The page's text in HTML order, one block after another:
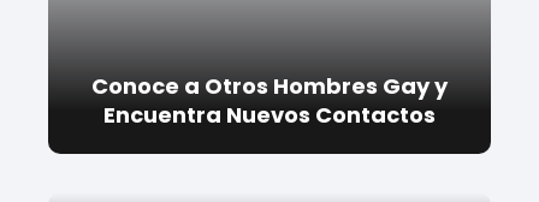
Conoce a Otros Hombres Gay y
Encuentra Nuevos Contactos